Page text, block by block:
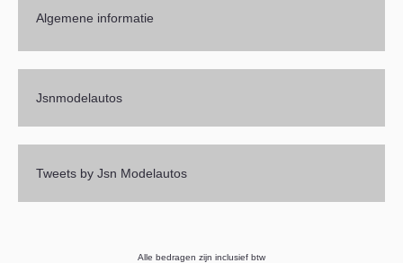
Algemene informatie
Jsnmodelautos
Tweets by Jsn Modelautos
Alle bedragen zijn inclusief btw